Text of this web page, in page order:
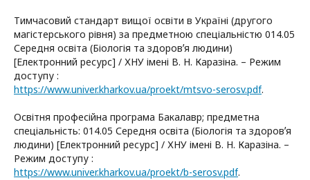
Тимчасовий стандарт вищої освіти в Україні (другого
магістерського рівня) за предметною спеціальністю 014.05
Середня освіта (Біологія та здоровʼя людини)
[Електронний ресурс] / ХНУ імені В. Н. Каразіна. – Режим
доступу :
https://www.univer.kharkov.ua/proekt/mtsvo-serosv.pdf.
Освітня професійна програма Бакалавр; предметна
спеціальність: 014.05 Середня освіта (Біологія та здоровʼя
людини) [Електронний ресурс] / ХНУ імені В. Н. Каразіна. –
Режим доступу :
https://www.univer.kharkov.ua/proekt/b-serosv.pdf.